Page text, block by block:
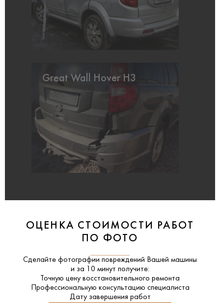
Great Wall Hover H3
ОЦЕНКА СТОИМОСТИ РАБОТ
ПО ФОТО
Сделайте фотографии повреждений Вашей машины
и за 10 минут получите:
Точную цену восстановительного ремонта
Профессиональную консультацию специалиста
Дату завершения работ